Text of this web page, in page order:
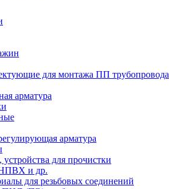
для монтажа ПП трубопровода
арматура
арматура
для прочистки
и др.
для резьбовых соединений